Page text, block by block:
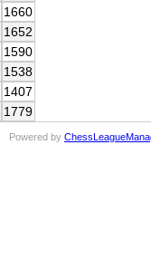
1660
1652
1590
1538
1407
1779
Powered by